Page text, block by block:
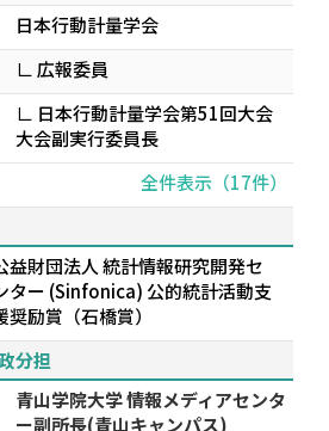
日本行動計量学会
∟ 広報委員
∟ 日本行動計量学会第51回大会
大会副実行委員長
全件表示（17件）
益財団法人 統計情報研究開発セ
ター (Sinfonica) 公的統計活動支
奨励賞（石橋賞）
分担
青山学院大学 情報メディアセンタ
ー副所長(青山キャンパス)